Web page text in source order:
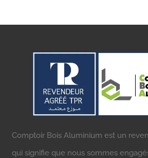
Comptoir Bois Aluminium est un
qui signifie que nous sommes